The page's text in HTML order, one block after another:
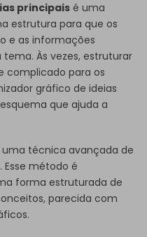
principaisé uma
estrutura para que os
e as informações
Às vezes, estruturar
complicado para os
gráfico de ideias
que ajuda a
técnica avançada de
Esse método é
forma estruturada de
parecida com